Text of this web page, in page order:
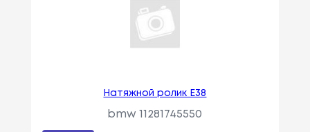
Натяжной ролик Е38
bmw 11281745550